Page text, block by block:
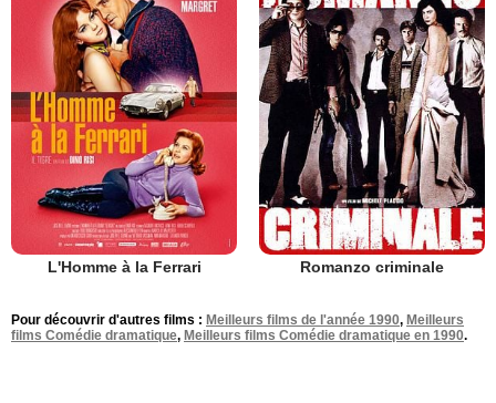
L'Homme à la Ferrari Romanzo criminale
Pour découvrir d'autres films : Meilleurs films de l'année 1990, Meilleurs
films Comédie dramatique, Meilleurs films Comédie dramatique en 1990.